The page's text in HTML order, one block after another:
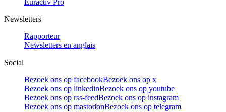
Euractiv Pro
Newsletters
Rapporteur
Newsletters en anglais
Social
Bezoek ons op facebookBezoek ons op x
Bezoek ons op linkedinBezoek ons op youtube
Bezoek ons op rss-feedBezoek ons op instagram
Bezoek ons op mastodonBezoek ons op telegram